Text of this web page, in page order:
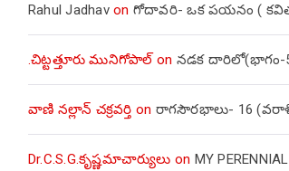
Rahul Jadhavon గోదావరి- ఒక పయనం (
.చిట్టత్తూరు మునిగోపాల్on నడక దారిలో(భాగం-
వాణి నల్లాన్ చక్రవర్తి on రాగసౌరభాలు- 16
Dr.C.S.G.కృష్ణమాచార్యులు on MY PERENNIAL